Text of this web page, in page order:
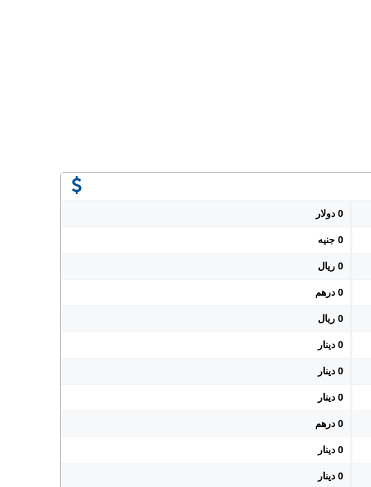
0 دولار
0 جنيه
0 ريال
0 درهم
0 ريال
0 دينار
0 دينار
0 دينار
0 درهم
0 دينار
0 دينار